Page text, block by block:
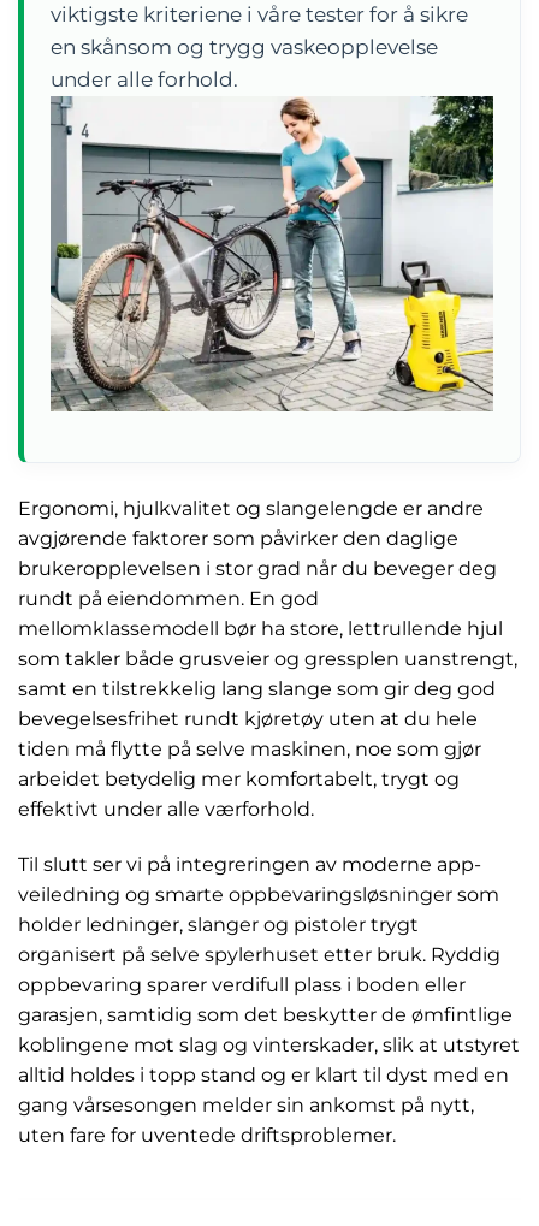
viktigste kriteriene i våre tester for å sikre
en skånsom og trygg vaskeopplevelse
under alle forhold.
Ergonomi, hjulkvalitet og slangelengde er andre
avgjørende faktorer som påvirker den daglige
brukeropplevelsen i stor grad når du beveger deg
rundt på eiendommen. En god
mellomklassemodell bør ha store, lettrullende hjul
som takler både grusveier og gressplen uanstrengt,
samt en tilstrekkelig lang slange som gir deg god
bevegelsesfrihet rundt kjøretøy uten at du hele
tiden må flytte på selve maskinen, noe som gjør
arbeidet betydelig mer komfortabelt, trygt og
effektivt under alle værforhold.
Til slutt ser vi på integreringen av moderne app-
veiledning og smarte oppbevaringsløsninger som
holder ledninger, slanger og pistoler trygt
organisert på selve spylerhuset etter bruk. Ryddig
oppbevaring sparer verdifull plass i boden eller
garasjen, samtidig som det beskytter de ømfintlige
koblingene mot slag og vinterskader, slik at utstyret
alltid holdes i topp stand og er klart til dyst med en
gang vårsesongen melder sin ankomst på nytt,
uten fare for uventede driftsproblemer.